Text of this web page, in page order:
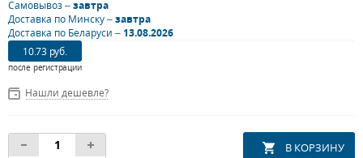
Самовывоз –завтра
Доставка по Минску –завтра
Доставка по Беларуси –13.08.2026
10.73 руб.
после регистрации
Нашли дешевле?